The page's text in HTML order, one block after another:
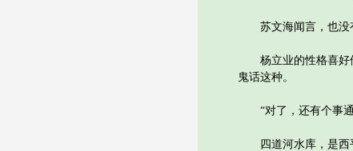
苏文海闻言，也没有
杨立业的性格喜好他
鬼话这种。
“对了，还有个事通
四道河水库，是西